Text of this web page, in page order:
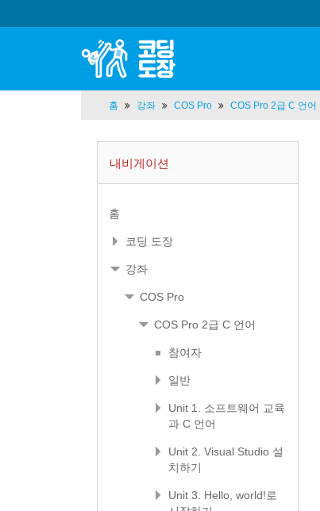
홈 강좌 COS Pro COS Pro 2급 C 언어
내비게이션
홈
코딩 도장
강좌
COS Pro
COS Pro 2급 C 언어
참여자
일반
Unit 1. 소프트웨어 교육
과 C 언어
Unit 2. Visual Studio 설
치하기
Unit 3. Hello, world!로